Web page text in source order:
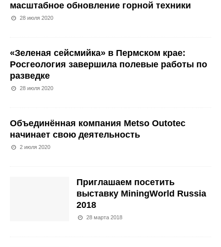
масштабное обновление горной техники
28 июля 2020
«Зеленая сейсмийка» в Пермском крае:
Росгеология завершила полевые работы по
разведке
28 июля 2020
Объединённая компания Metso Outotec
начинает свою деятельность
2 июля 2020
Приглашаем посетить
выставку MiningWorld Russia
2018
28 марта 2018